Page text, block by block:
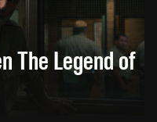
The Legend of